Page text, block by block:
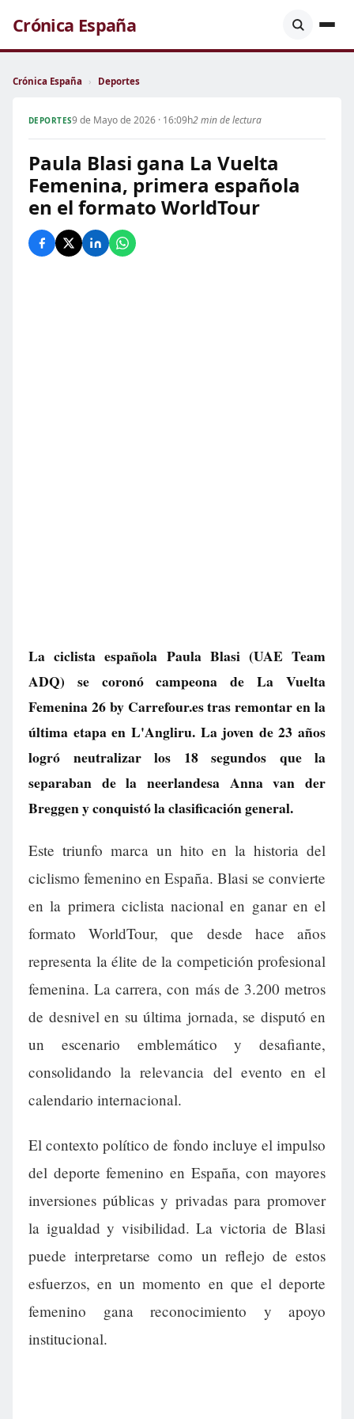
Crónica España
Crónica España › Deportes
DEPORTES9 de Mayo de 2026 · 16:09h2 min de lectura
Paula Blasi gana La Vuelta
Femenina, primera española
en el formato WorldTour
La ciclista española Paula Blasi (UAE Team
ADQ) se coronó campeona de La Vuelta
Femenina 26 by Carrefour.es tras remontar en la
última etapa en L'Angliru. La joven de 23 años
logró neutralizar los 18 segundos que la
separaban de la neerlandesa Anna van der
Breggen y conquistó la clasificación general.
Este triunfo marca un hito en la historia del
ciclismo femenino en España. Blasi se convierte
en la primera ciclista nacional en ganar en el
formato WorldTour, que desde hace años
representa la élite de la competición profesional
femenina. La carrera, con más de 3.200 metros
de desnivel en su última jornada, se disputó en
un escenario emblemático y desafiante,
consolidando la relevancia del evento en el
calendario internacional.
El contexto político de fondo incluye el impulso
del deporte femenino en España, con mayores
inversiones públicas y privadas para promover
la igualdad y visibilidad. La victoria de Blasi
puede interpretarse como un reflejo de estos
esfuerzos, en un momento en que el deporte
femenino gana reconocimiento y apoyo
institucional.